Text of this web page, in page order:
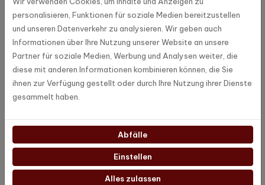
CLARIS Smart Verlängerung Z-Serie wurde speziell für die
Kaffeemaschinen der Z-Serie entwickelt.
Spezifikationen
Artikel Nummer
personalisieren, Funktionen für soziale Medien bereitzustellen
und unseren Datenverkehr zu analysieren. Wir geben auch
Informationen über Ihre Nutzung unserer Website an unsere
Partner für soziale Medien, Werbung und Analysen weiter, die
diese mit anderen Informationen kombinieren können, die Sie
ihnen zur Verfügung gestellt oder durch Ihre Nutzung ihrer Dienste
gesammelt haben.
Abfälle
Einstellen
Alles zulassen